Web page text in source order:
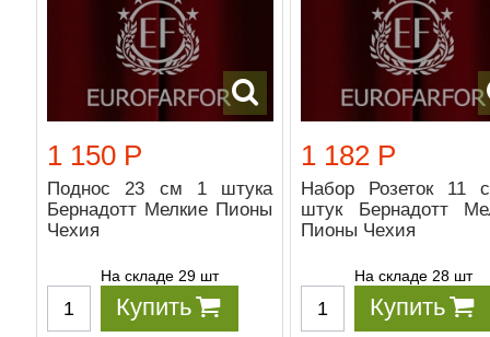
1 150 Р
Поднос 23 см 1 штука
Бернадотт Мелкие Пионы
Чехия
На складе 29 шт
Купить
1 182 Р
Набор Розеток 11
штук Бернадотт
Пионы Чехия
На складе 28 шт
Купить